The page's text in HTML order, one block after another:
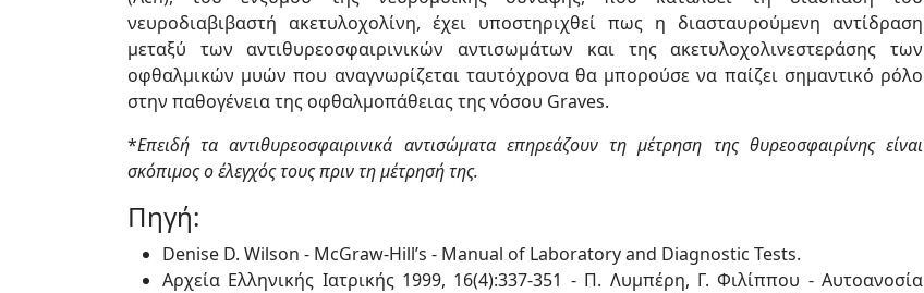
νευροδιαβιβαστή ακετυλοχολίνη, έχει υποστηριχθεί πως η διασταυρούμενη αντίδραση
μεταξύ των αντιθυρεοσφαιρινικών αντισωμάτων και της ακετυλοχολινεστεράσης των
οφθαλμικών μυών που αναγνωρίζεται ταυτόχρονα θα μπορούσε να παίζει σημαντικό ρόλο
στην παθογένεια της οφθαλμοπάθειας της vόσου Graves.
*Επειδή τα αντιθυρεοσφαιρινικά αντισώματα επηρεάζουν τη μέτρηση της θυρεοσφαιρίνης είναι
σκόπιμος ο έλεγχός τους πριν τη μέτρησή της.
Πηγή:
Denise D. Wilson - McGraw-Hill’s - Manual of Laboratory and Diagnostic Tests.
Αρχεία Ελληνικής Ιατρικής 1999, 16(4):337-351 - Π. Λυμπέρη, Γ. Φιλίππου - Αυτοανοσία